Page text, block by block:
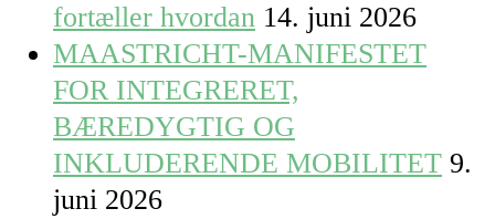
fortæller hvordan 14. juni 2026
MAASTRICHT-MANIFESTET
FOR INTEGRERET,
BÆREDYGTIG OG
INKLUDERENDE MOBILITET 9.
juni 2026